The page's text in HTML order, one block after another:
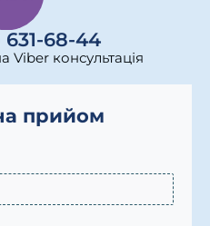
631-68-44
Viber консультація
прийом